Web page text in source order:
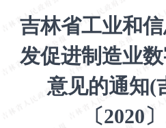
吉林省工业和
发促进制造业
意见的通知(
〔2020